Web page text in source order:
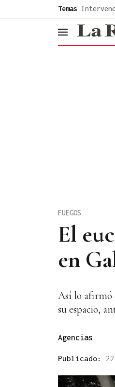
Temas
El
en
FUEGOS
Así lo afirmó
su espacio,
Agencias
Publicado: